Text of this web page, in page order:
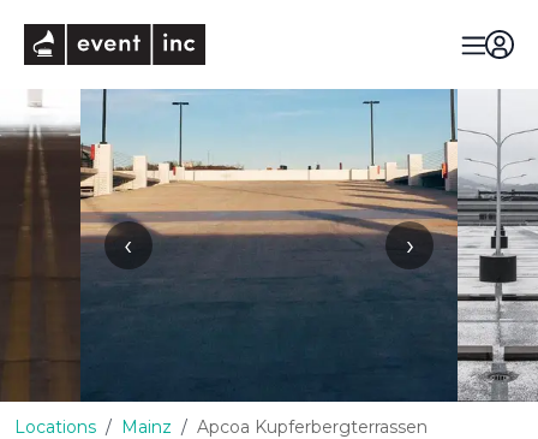
‹ ›
Locations Mainz Apcoa Kupferbergterrassen